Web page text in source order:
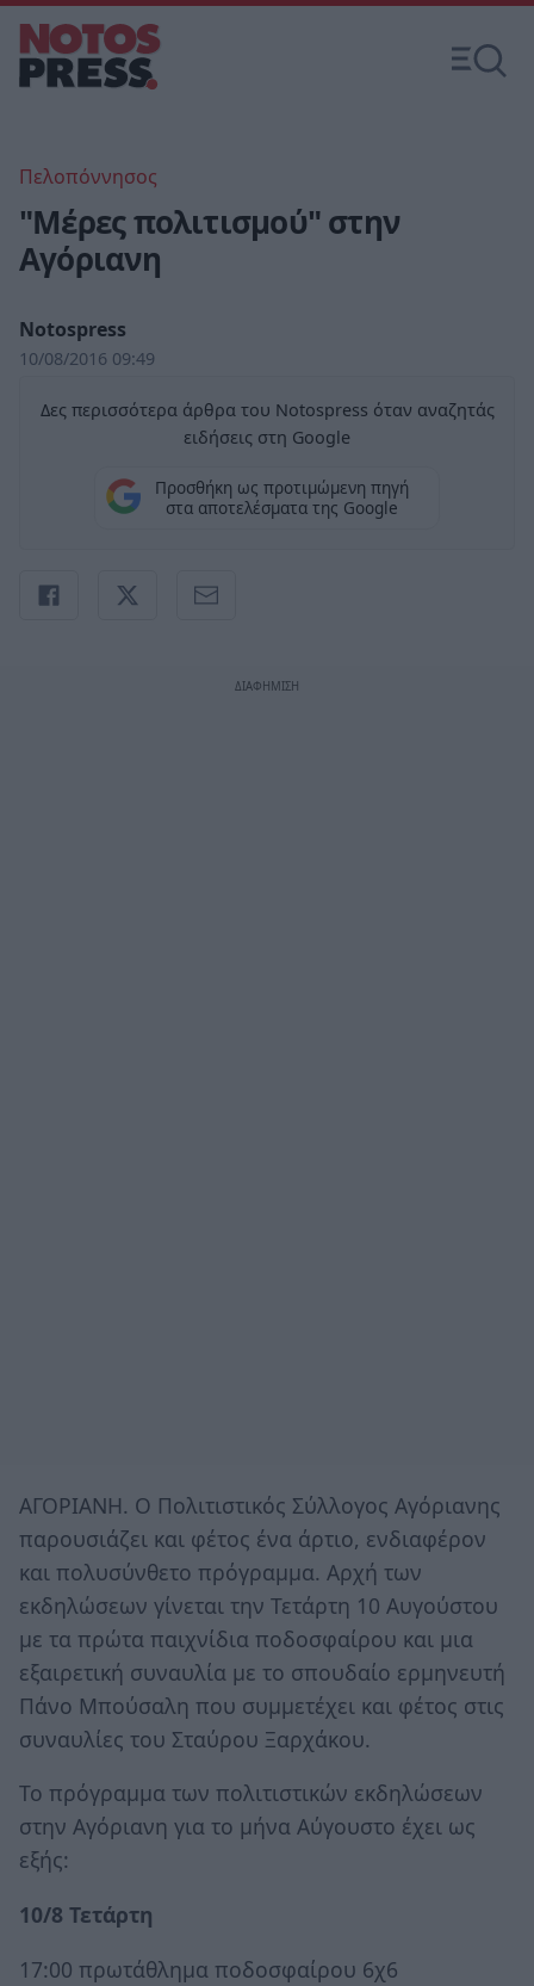
Πελοπόννησος
"Μέρες πολιτισμού" στην
Αγόριανη
Notospress
10/08/2016 09:49
Δες περισσότερα άρθρα του Notospress όταν αναζητάς
ειδήσεις στη Google
Προσθήκη ως προτιμώμενη πηγή
στα αποτελέσματα της Google
ΑΓΟΡΙΑΝΗ. Ο Πολιτιστικός Σύλλογος Αγόριανης
παρουσιάζει και φέτος ένα άρτιο, ενδιαφέρον
και πολυσύνθετο πρόγραμμα. Αρχή των
εκδηλώσεων γίνεται την Τετάρτη 10 Αυγούστου
με τα πρώτα παιχνίδια ποδοσφαίρου και μια
εξαιρετική συναυλία με το σπουδαίο ερμηνευτή
Πάνο Μπούσαλη που συμμετέχει και φέτος στις
συναυλίες του Σταύρου Ξαρχάκου.
Το πρόγραμμα των πολιτιστικών εκδηλώσεων
στην Αγόριανη για το μήνα Αύγουστο έχει ως
εξής:
10/8 Τετάρτη
17:00 πρωτάθλημα ποδοσφαίρου 6χ6